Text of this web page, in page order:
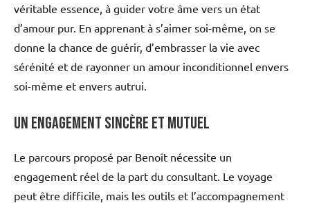
véritable essence, à guider votre âme vers un état
d’amour pur. En apprenant à s’aimer soi-même, on se
donne la chance de guérir, d’embrasser la vie avec
sérénité et de rayonner un amour inconditionnel envers
soi-même et envers autrui.
Un engagement sincère et mutuel
Le parcours proposé par Benoît nécessite un
engagement réel de la part du consultant. Le voyage
peut être difficile, mais les outils et l’accompagnement